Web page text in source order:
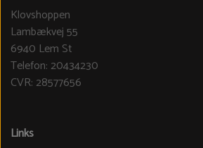
Klovshoppen
Lambækvej 55
6940 Lem St
Telefon: 20434230
CVR: 28577656
Links